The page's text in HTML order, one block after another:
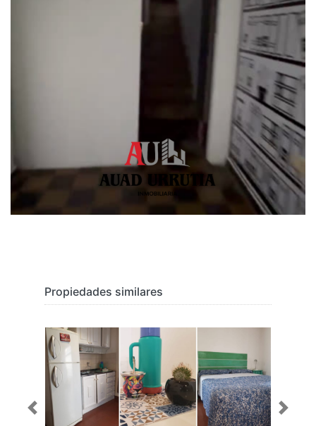
Propiedades similares
Previous Next